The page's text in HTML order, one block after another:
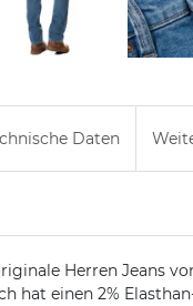
Daten
Herren Jeans
hat einen 2%